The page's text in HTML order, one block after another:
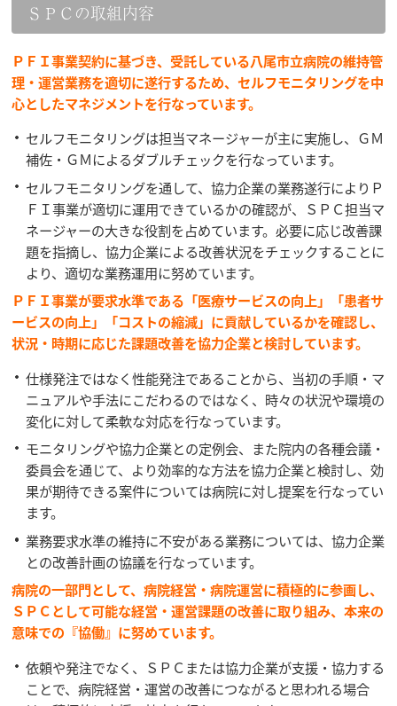
ＳＰＣの取組内容
ＰＦＩ事業契約に基づき、受託している八尾市立病院の維持管
理・運営業務を適切に遂行するため、セルフモニタリングを中
心としたマネジメントを行なっています。
セルフモニタリングは担当マネージャーが主に実施し、ＧＭ
補佐・ＧＭによるダブルチェックを行なっています。
セルフモニタリングを通して、協力企業の業務遂行によりＰ
ＦＩ事業が適切に運用できているかの確認が、ＳＰＣ担当マ
ネージャーの大きな役割を占めています。必要に応じ改善課
題を指摘し、協力企業による改善状況をチェックすることに
より、適切な業務運用に努めています。
ＰＦＩ事業が要求水準である「医療サービスの向上」「患者サ
ービスの向上」「コストの縮減」に貢献しているかを確認し、
状況・時期に応じた課題改善を協力企業と検討しています。
仕様発注ではなく性能発注であることから、当初の手順・マ
ニュアルや手法にこだわるのではなく、時々の状況や環境の
変化に対して柔軟な対応を行なっています。
モニタリングや協力企業との定例会、また院内の各種会議・
委員会を通じて、より効率的な方法を協力企業と検討し、効
果が期待できる案件については病院に対し提案を行なってい
ます。
業務要求水準の維持に不安がある業務については、協力企業
との改善計画の協議を行なっています。
病院の一部門として、病院経営・病院運営に積極的に参画し、
ＳＰＣとして可能な経営・運営課題の改善に取り組み、本来の
意味での『協働』に努めています。
依頼や発注でなく、ＳＰＣまたは協力企業が支援・協力する
ことで、病院経営・運営の改善につながると思われる場合